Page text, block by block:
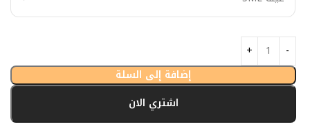
إضافة إلى السلة
اشتري الان